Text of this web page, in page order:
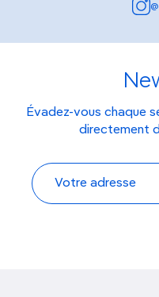
Évadez-vous chaque
directement